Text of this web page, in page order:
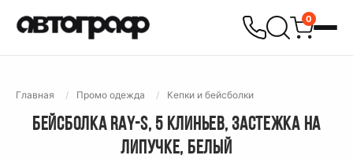
0
Главная Промо одежда Кепки и бейсболки
БЕЙСБОЛКА RAY-S, 5 КЛИНЬЕВ, ЗАСТЕЖКА НА
ЛИПУЧКЕ, БЕЛЫЙ